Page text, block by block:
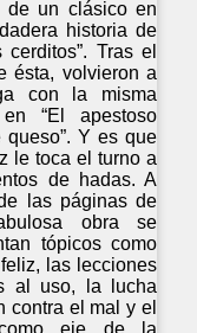
de un clásico en
historia de
cerditos”. Tras el
ésta, volvieron a
con la misma
“El apestoso
queso”. Y es que
le toca el turno a
de hadas. A
las páginas de
obra se
tópicos como
las lecciones
al uso, la lucha
contra el mal y el